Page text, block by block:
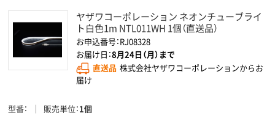
ヤザワコーポレーション ネオンチューブライ
ト白色1m NTL011WH 1個（直送品）
お申込番号：RJ08328
お届け日：8月24日（月）まで
直送品 株式会社ヤザワコーポレーションからお
届け
型番 販売単位 1個